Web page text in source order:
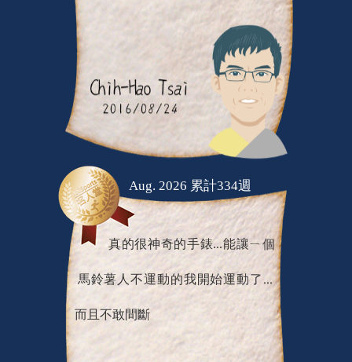
Aug. 2026 累計334週
真的很神奇的手錶...能讓ㄧ個
馬鈴薯人不運動的我開始運動了...
而且不敢間斷